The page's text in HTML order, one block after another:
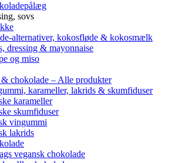
sovs
alternativer, kokosfløde & kokosmælk
dressing & mayonnaise
og miso
chokolade – Alle produkter
karameller, lakrids & skumfiduser
karameller
skumfiduser
vingummi
lakrids
vegansk chokolade